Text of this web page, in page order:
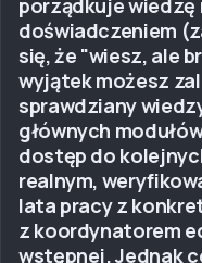
porządkuje wiedzę
doświadczeniem
się, że "wiesz, ale
wyjątek możesz
sprawdziany
głównych
dostęp do
realnym,
lata pracy z
z koordynatorem
wstępnej. Jednak